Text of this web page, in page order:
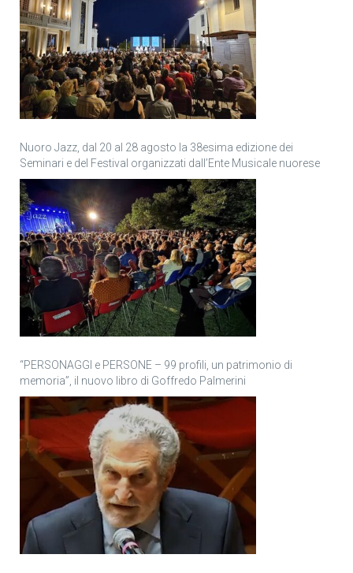
Nuoro Jazz, dal 20 al 28 agosto la 38esima edizione dei
Seminari e del Festival organizzati dall’Ente Musicale nuorese
“PERSONAGGI e PERSONE – 99 profili, un patrimonio di
memoria”, il nuovo libro di Goffredo Palmerini